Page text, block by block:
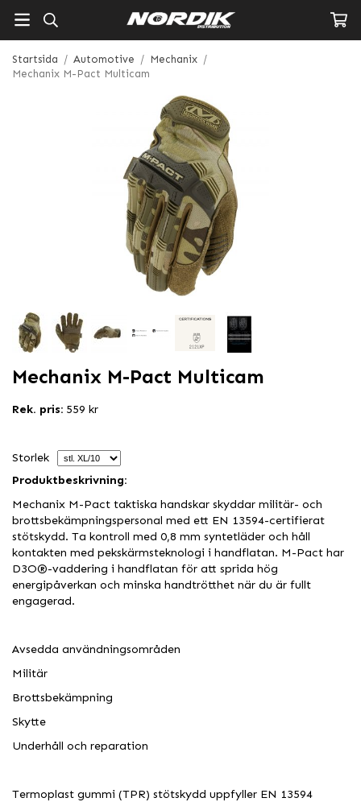
Startsida / Automotive / Mechanix /
Mechanix M-Pact Multicam
Mechanix M-Pact Multicam
Rek. pris: 559 kr
Storlek
Produktbeskrivning:
Mechanix M-Pact taktiska handskar skyddar militär- och
brottsbekämpningspersonal med ett EN 13594-certifierat
stötskydd. Ta kontroll med 0,8 mm syntetläder och håll
kontakten med pekskärmsteknologi i handflatan. M-Pact har
D3O®-vaddering i handflatan för att sprida hög
energipåverkan och minska handtrötthet när du är fullt
engagerad.
Avsedda användningsområden
Militär
Brottsbekämpning
Skytte
Underhåll och reparation
Termoplast gummi (TPR) stötskydd uppfyller EN 13594